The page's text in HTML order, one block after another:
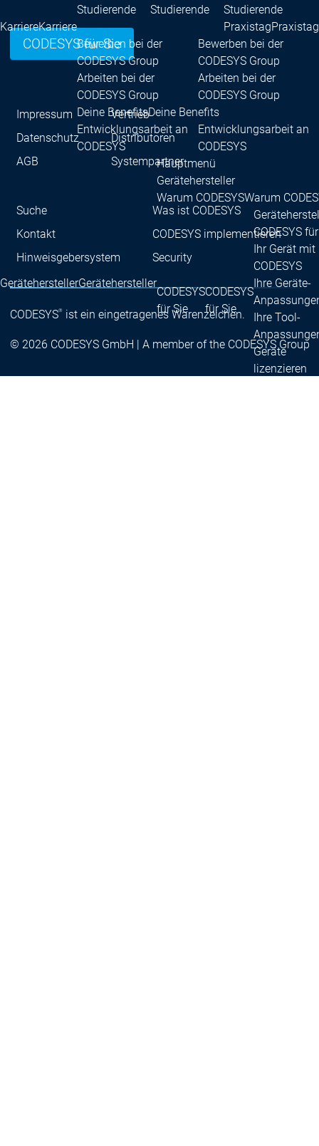
KarriereKarriere
Studierende
Studierende
Studierende
PraxistagPraxistag
Bewerben bei der
CODESYS Group
Bewerben bei der
CODESYS Group
Arbeiten bei der
CODESYS Group
Arbeiten bei der
CODESYS Group
Deine BenefitsDeine Benefits
Entwicklungsarbeit an
CODESYS
Entwicklungsarbeit an
CODESYS
GeräteherstellerGerätehersteller
Hauptmenü
Gerätehersteller
Warum CODESYSWarum
CODESYS
für Sie
CODESYS
für Sie
CODESYS
Ihr Gerät mit
CODESYS
Ihre Geräte-
Ihre Tool-
Geräte
lizenzieren
CODESYS für Sie
Impressum
Datenschutz
AGB
Vertrieb
Distributoren
Systempartner
Suche
Kontakt
Hinweisgebersystem
Was ist CODESYS
CODESYS implementieren
Security
CODESYS®ist ein eingetragenes Warenzeichen.
© 2026 CODESYS GmbH | A member of the CODESYS Group